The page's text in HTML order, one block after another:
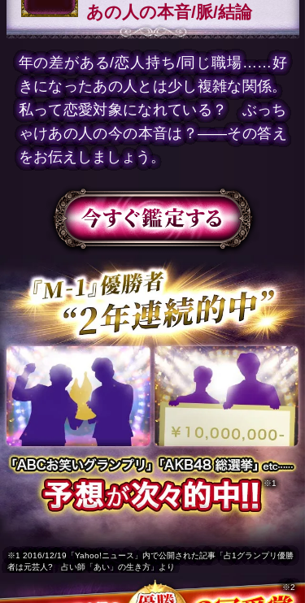
あの人の本音/脈/結論
年の差がある/恋人持ち/同じ職場……好
きになったあの人とは少し複雑な関係。
私って恋愛対象になれている？ ぶっち
ゃけあの人の今の本音は？――その答え
をお伝えしましょう。
※1
※1 2016/12/19「Yahoo!ニュース」内で公開された記事「占1グランプリ優勝
者は元芸人? 占い師「あい」の生き方」より
※2